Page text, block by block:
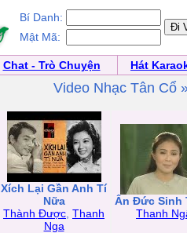
Bí Danh:
Mật Mã:
Chat - Trò Chuyện
Hát
Video Nhạc Tân Cổ
Xích Lại Gần Anh Tí
Nữa
Thành Được Thanh
Nga
Ân Đức Sinh
Thanh